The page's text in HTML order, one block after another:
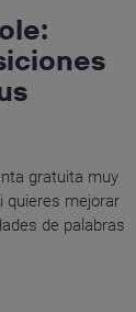
gratuita muy
quieres mejorar
de palabras